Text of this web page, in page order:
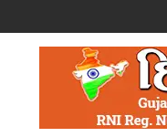
to
content